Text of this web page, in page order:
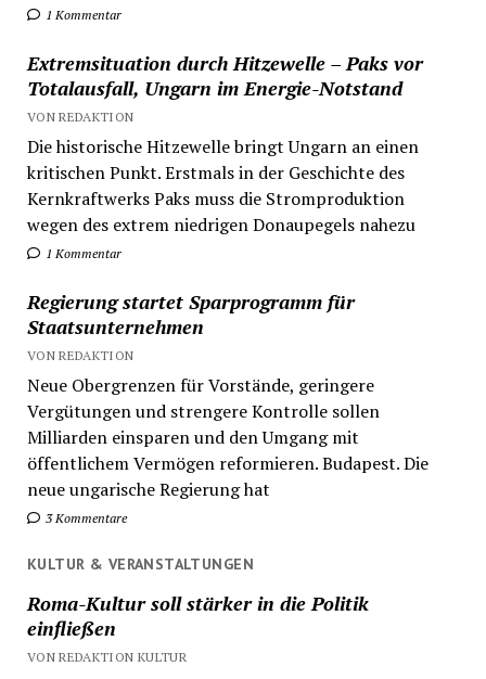
1 Kommentar
Extremsituation durch Hitzewelle – Paks vor
Totalausfall, Ungarn im Energie-Notstand
VON REDAKTION
Die historische Hitzewelle bringt Ungarn an einen
kritischen Punkt. Erstmals in der Geschichte des
Kernkraftwerks Paks muss die Stromproduktion
wegen des extrem niedrigen Donaupegels nahezu
1 Kommentar
Regierung startet Sparprogramm für
Staatsunternehmen
VON REDAKTION
Neue Obergrenzen für Vorstände, geringere
Vergütungen und strengere Kontrolle sollen
Milliarden einsparen und den Umgang mit
öffentlichem Vermögen reformieren. Budapest. Die
neue ungarische Regierung hat
3 Kommentare
KULTUR & VERANSTALTUNGEN
Roma-Kultur soll stärker in die Politik
einfließen
VON REDAKTION KULTUR